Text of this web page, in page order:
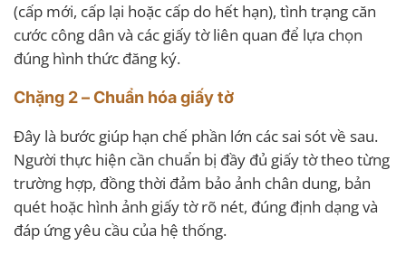
(cấp mới, cấp lại hoặc cấp do hết hạn), tình trạng căn
cước công dân và các giấy tờ liên quan để lựa chọn
đúng hình thức đăng ký.
Chặng 2 – Chuẩn hóa giấy tờ
Đây là bước giúp hạn chế phần lớn các sai sót về sau.
Người thực hiện cần chuẩn bị đầy đủ giấy tờ theo từng
trường hợp, đồng thời đảm bảo ảnh chân dung, bản
quét hoặc hình ảnh giấy tờ rõ nét, đúng định dạng và
đáp ứng yêu cầu của hệ thống.